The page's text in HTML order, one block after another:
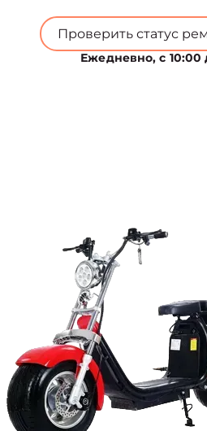
Проверить статус
Ежедневно, с 10:00